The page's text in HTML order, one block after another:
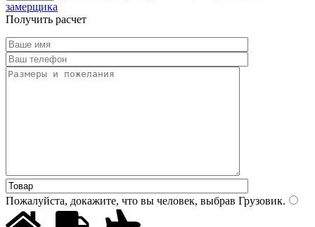
замерщика
Получить расчет
Пожалуйста, докажите, что вы человек, выбрав Грузовик.